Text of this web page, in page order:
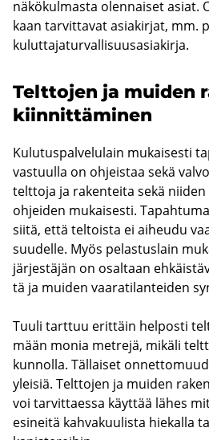
nä­kö­kul­mas­ta olen­nai­set asiat.
kaan tar­vit­ta­vat asia­kir­jat, mm.
ku­lut­ta­ja­tur­val­li­suus­asia­kir­ja.
Telt­to­jen ja mui­den
kiin­nit­tä­mi­nen
Ku­lu­tus­pal­ve­lu­lain mu­kai­ses­ti
vas­tuul­la on oh­jeis­taa sekä
telt­to­ja ja ra­ken­tei­ta sekä
oh­jei­den mu­kai­ses­ti.
siitä, että tel­tois­ta ei ai­heu­du
suu­del­le. Myös pe­las­tus­lain
jär­jes­tä­jän on osal­taan
tä ja mui­den vaa­ra­ti­lan­tei­den
Tuuli tart­tuu erit­täin hel­pos­ti
mään monia met­re­jä, mi­kä­li
kun­nol­la. Täl­lai­set
ylei­siä. Telt­to­jen ja mui­den
voi tar­vit­taes­sa käyt­tää lähes
esi­nei­tä kah­va­kuu­lis­ta hie­kal­la